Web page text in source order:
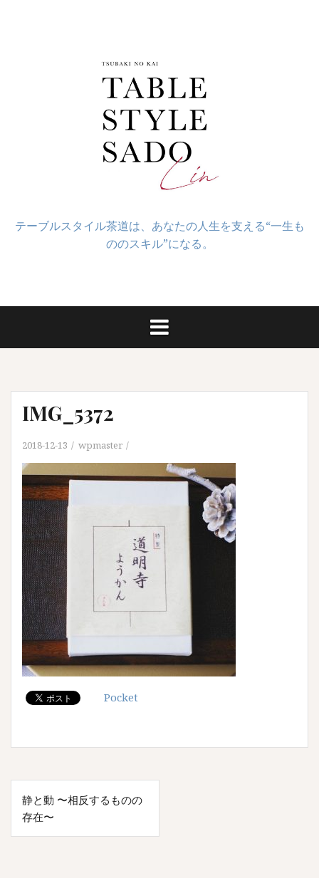
テーブルスタイル茶道は、あなたの人生を支える“一生も
ののスキル”になる。
IMG_5372
2018-12-13 wpmaster
Pocket
投
稿
ナ
静と動 〜相反するものの
存在〜